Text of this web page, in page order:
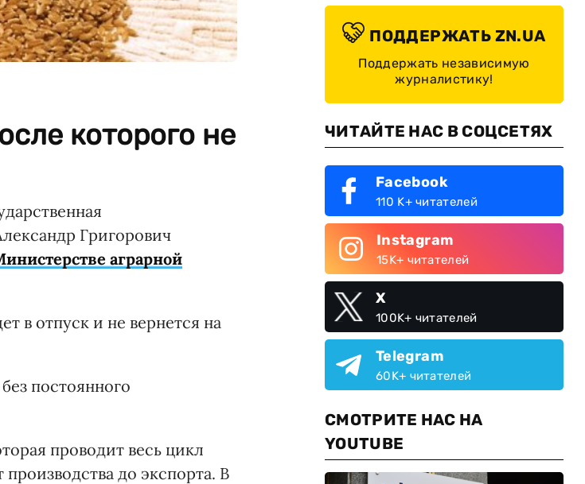
которого не
Григорович
аграрной
в отпуск и не вернется на
постоянного
проводит весь цикл
до экспорта. В
ПОДДЕРЖАТЬ ZN.UA
Поддержать независимую
журналистику!
ЧИТАЙТЕ НАС В СОЦСЕТЯХ
Facebook
110 K+ читателей
Instagram
15K+ читателей
X
100K+ читателей
Telegram
60K+ читателей
СМОТРИТЕ НАС НА
YOUTUBE